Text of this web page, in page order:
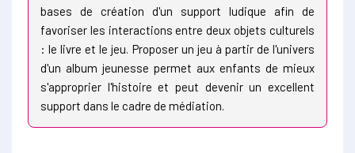
bases de création d'un support ludique afin de
favoriser les interactions entre deux objets culturels
: le livre et le jeu. Proposer un jeu à partir de l'univers
d'un album jeunesse permet aux enfants de mieux
s'approprier l'histoire et peut devenir un excellent
support dans le cadre de médiation.